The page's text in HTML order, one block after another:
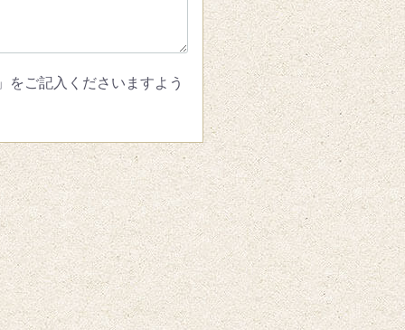
をご記入くださいますよう